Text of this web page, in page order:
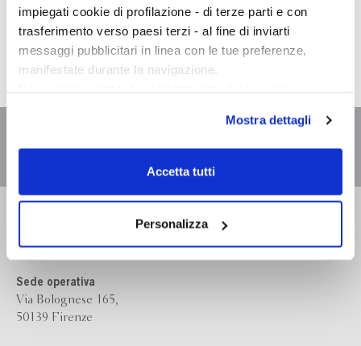
impiegati cookie di profilazione - di terze parti e con
trasferimento verso paesi terzi - al fine di inviarti
messaggi pubblicitari in linea con le tue preferenze,
manifestate durante la navigazione.
scelte privacy sui cookie, ti invitiamo a prendere visione
dell’informativa cookie.
Chiudendo il banner tramite la “X” prosegui la
dei soli cookie tecnici. Selezionando “Accetta tutti” presti
il tuo consenso alla profilazione che potrai revocare in
ogni momentoRevoca
Mostra dettagli
Accetta tutti
Personalizza
Athos Zontini presentaLa bella indifferenza
presso la
Libreria The Spark, Napoli. Interviene Pier Luigi
Sede operativa
Via Bolognese 165,
50139 Firenze